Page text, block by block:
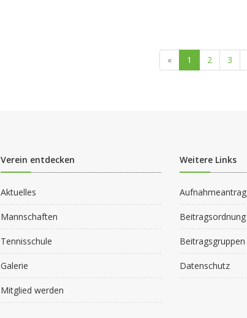
« 1 (current)
2 3
Verein entdecken
Aktuelles
Mannschaften
Tennisschule
Galerie
Mitglied werden
Weitere Links
Aufnahmeantrag
Beitragsordnung
Beitragsgruppen
Datenschutz